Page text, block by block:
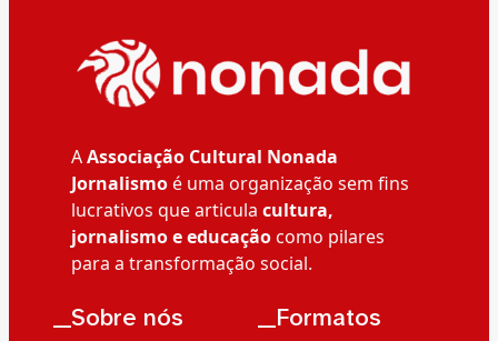
AAssociação Cultural Nonada
Jornalismoé uma organização sem fins
lucrativos que articula cultura,
jornalismo e educaçãocomo pilares
para a transformação social.
__Sobre nós __Formatos